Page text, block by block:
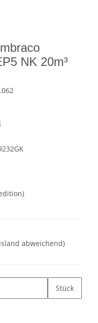
NK 20m³
abweichend)
Stück